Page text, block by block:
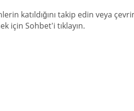
katıldığını takip edin veya
için Sohbet'i tıklayın.